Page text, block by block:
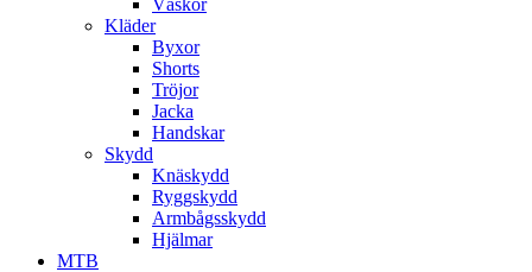
Väskor
Kläder
Byxor
Shorts
Tröjor
Jacka
Handskar
Skydd
Knäskydd
Ryggskydd
Armbågsskydd
Hjälmar
MTB